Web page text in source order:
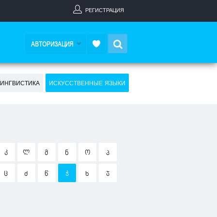
РЕГИСТРАЦИЯ
АВТОРИЗАЦИЯ
ИСКУССТВЕННЫЕ ЯЗЫКИ
Კ Ლ Მ Ნ Ო Პ
Ც Ძ Წ Ჭ Ხ Ჯ